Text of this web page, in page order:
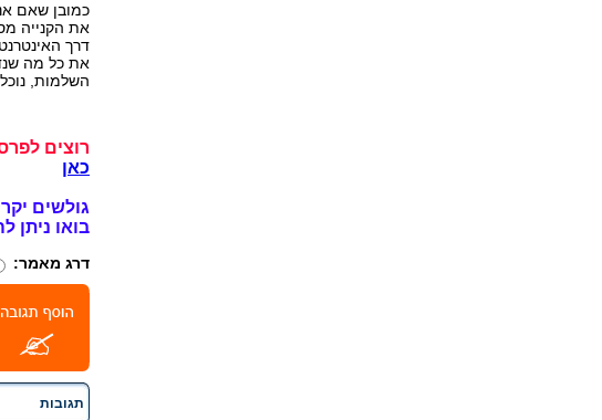
כמובן שאם
את הקנייה
דרך
את כל מה
השלמות,
רוצים
כאן
גולשים
בואו ניתן
דרג מאמר:
תגובות